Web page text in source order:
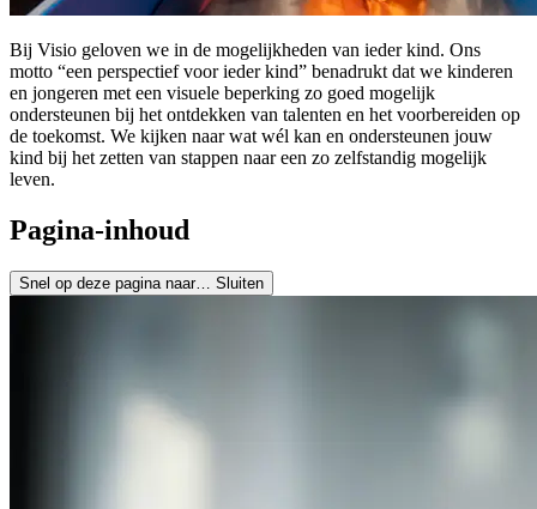
Bij Visio geloven we in de mogelijkheden van ieder kind. Ons
motto “een perspectief voor ieder kind” benadrukt dat we kinderen
en jongeren met een visuele beperking zo goed mogelijk
ondersteunen bij het ontdekken van talenten en het voorbereiden op
de toekomst. We kijken naar wat wél kan en ondersteunen jouw
kind bij het zetten van stappen naar een zo zelfstandig mogelijk
leven.
Pagina-inhoud
Snel op deze pagina naar… Sluiten